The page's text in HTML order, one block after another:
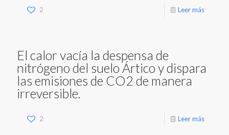
2 Leer más
El calor vacía la despensa de
nitrógeno del suelo Ártico y dispara
las emisiones de CO2 de manera
irreversible.
2 Leer más